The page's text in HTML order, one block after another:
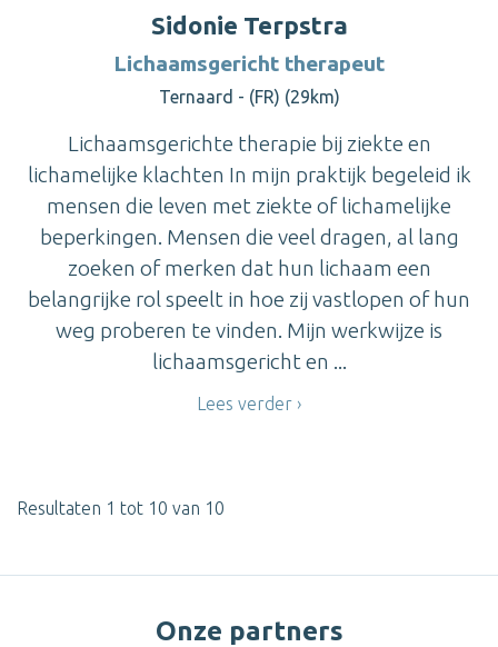
Sidonie Terpstra
Lichaamsgericht therapeut
Ternaard - (FR) (29km)
Lichaamsgerichte therapie bij ziekte en
lichamelijke klachten In mijn praktijk begeleid ik
mensen die leven met ziekte of lichamelijke
beperkingen. Mensen die veel dragen, al lang
zoeken of merken dat hun lichaam een
belangrijke rol speelt in hoe zij vastlopen of hun
weg proberen te vinden. Mijn werkwijze is
lichaamsgericht en ...
Lees verder
Resultaten 1 tot 10 van 10
Onze partners